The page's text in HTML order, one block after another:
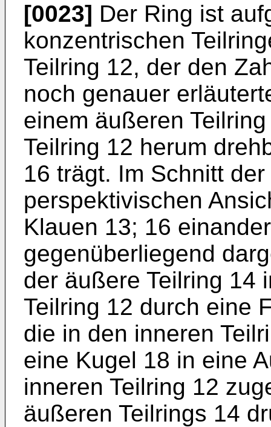
[0023] Der Ring ist
konzentrischen
Teilring 12, der den
noch genauer
einem äußeren
Teilring 12 herum
16 trägt. Im Schnitt
perspektivischen
Klauen 13; 16
gegenüberliegend
der äußere Teilring 14
Teilring 12 durch eine
die in den inneren
eine Kugel 18 in eine
inneren Teilring 12
äußeren Teilrings 14